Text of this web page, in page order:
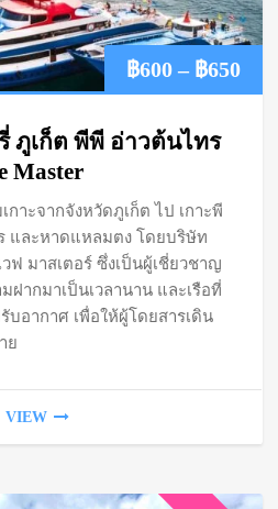
฿600 – ฿650Price
ภูเก็ต พีพี อ่าวต้นไทร
Master
กาะจากจังหวัดภูเก็ต ไป เกาะพี
และหาดแหลมตง โดยบริษัท
ฟ มาสเตอร์ ซึ่งเป็นผู้เชี่ยวชาญ
ฝากมาเป็นเวลานาน และเรือที่
อากาศ เพื่อให้ผู้โดยสารเดิน
ย
VIEW